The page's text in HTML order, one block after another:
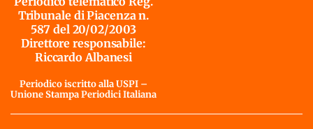
Tribunale di Piacenza n.
587 del 20/02/2003
Direttore responsabile:
Riccardo Albanesi
Periodico iscritto alla USPI –
Unione Stampa Periodici Italiana